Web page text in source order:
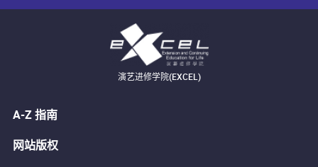
演艺进修学院(EXCEL)
A-Z 指南
网站版权